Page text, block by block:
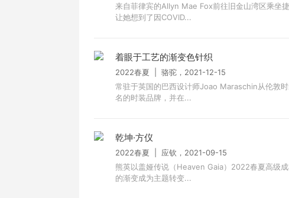
来自菲律宾的Allyn Mae Fox前往旧金山湾区乘坐
让她想到了因COVID...
着眼于工艺的渐变色针织
2022春夏 | 骆驼，2021-12-15
常驻于英国的巴西设计师Joao Maraschin从伦敦
名的时装品牌，并在...
乾坤·方仪
2022春夏 | 应钦，2021-09-15
熊英以盖娅传说（Heaven Gaia）2022春夏高级
的渐变成为主题转变...